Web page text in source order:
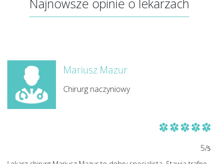
Najnowsze opinie o lekarzach
Mariusz Mazur
Chirurg naczyniowy
5/5